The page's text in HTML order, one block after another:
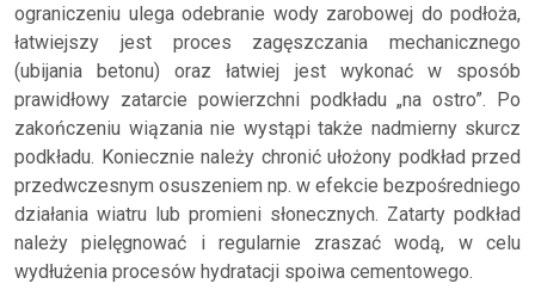
ograniczeniu ulega odebranie wody zarobowej do podłoża,
łatwiejszy jest proces zagęszczania mechanicznego
(ubijania betonu) oraz łatwiej jest wykonać w sposób
prawidłowy zatarcie powierzchni podkładu „na ostro”. Po
zakończeniu wiązania nie wystąpi także nadmierny skurcz
podkładu. Koniecznie należy chronić ułożony podkład przed
przedwczesnym osuszeniem np. w efekcie bezpośredniego
działania wiatru lub promieni słonecznych. Zatarty podkład
należy pielęgnować i regularnie zraszać wodą, w celu
wydłużenia procesów hydratacji spoiwa cementowego.